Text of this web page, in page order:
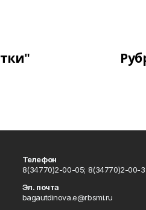
Телефон
8(34770)2-00-05; 8(34770)2-00-
Эл. почта
bagautdinova.e@rbsmi.ru